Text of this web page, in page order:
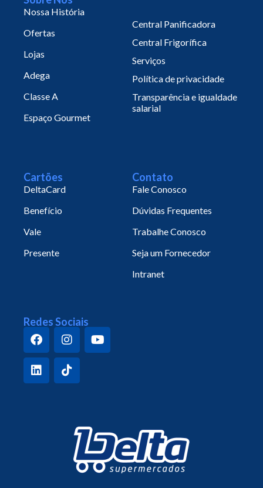
Nossa História
Ofertas
Lojas
Adega
Classe A
Espaço Gourmet
Central Panificadora
Central Frigorífica
Serviços
Política de privacidade
Transparência e igualdade
salarial
Cartões
DeltaCard
Benefício
Vale
Presente
Contato
Fale Conosco
Dúvidas Frequentes
Trabalhe Conosco
Seja um Fornecedor
Intranet
Redes Sociais